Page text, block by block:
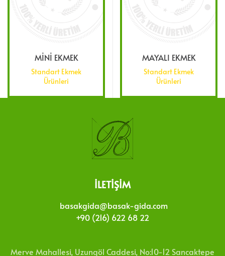
MİNİ EKMEK
Standart Ekmek
Ürünleri
MAYALI EKMEK
Standart Ekmek
Ürünleri
İLETIŞIM
basakgida@basak-gida.com
+90 (216) 622 68 22
Merve Mahallesi, Uzungöl Caddesi, No:10-12 Sancaktepe